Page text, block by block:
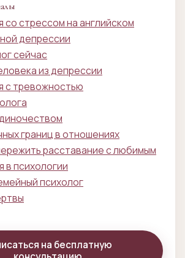
со стрессом на английском
депрессии
сейчас
из депрессии
с тревожностью
границ в отношениях
расставание с любимым
в психологии
психолог
на бесплатную